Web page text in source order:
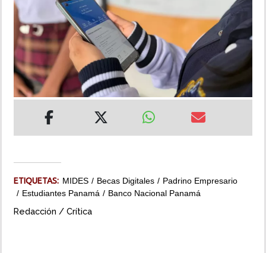
MUNDO
INSÓLITAS
MULTIMEDIA
ETIQUETAS: MIDES Becas Digitales
Padrino Empresario
Estudiantes Panamá
Banco Nacional Panamá
Redacción / Crítica